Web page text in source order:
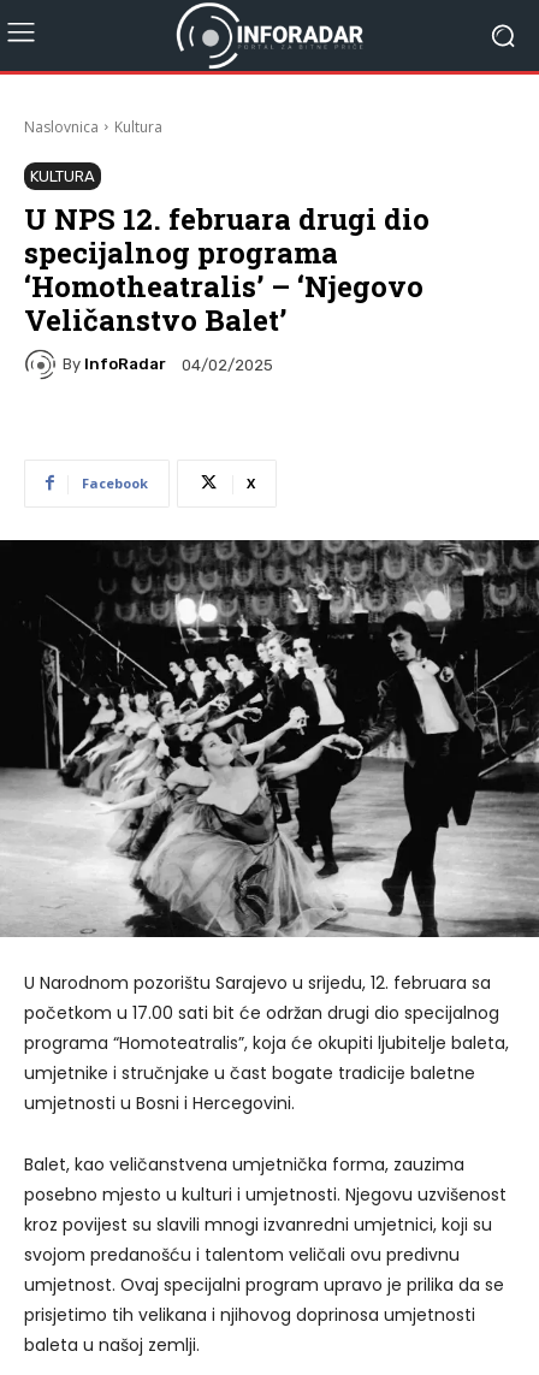
Naslovnica Kultura
KULTURA
U NPS 12. februara drugi dio
specijalnog programa
‘Homotheatralis’ – ‘Njegovo
Veličanstvo Balet’
By InfoRadar 04/02/2025
Facebook X
U Narodnom pozorištu Sarajevo u srijedu, 12. februara sa
početkom u 17.00 sati bit će održan drugi dio specijalnog
programa “Homoteatralis”, koja će okupiti ljubitelje baleta,
umjetnike i stručnjake u čast bogate tradicije baletne
umjetnosti u Bosni i Hercegovini.
Balet, kao veličanstvena umjetnička forma, zauzima
posebno mjesto u kulturi i umjetnosti. Njegovu uzvišenost
kroz povijest su slavili mnogi izvanredni umjetnici, koji su
svojom predanošću i talentom veličali ovu predivnu
umjetnost. Ovaj specijalni program upravo je prilika da se
prisjetimo tih velikana i njihovog doprinosa umjetnosti
baleta u našoj zemlji.